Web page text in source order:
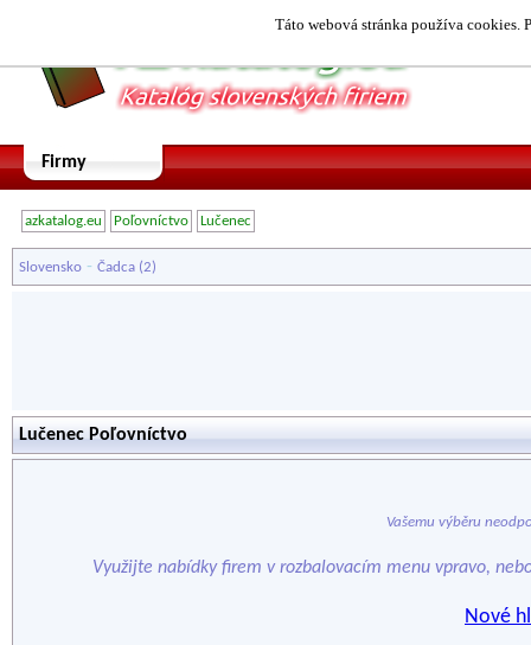
Táto webová stránka používa cookies.
Firmy
azkatalog.eu Poľovníctvo Lučenec
Slovensko - Čadca (2)
Lučenec Poľovníctvo
Vašemu výběru
Využijte nabídky firem v rozbalovacím menu vpravo,
Nové